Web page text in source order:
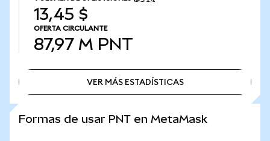
13,45 $
OFERTA CIRCULANTE
87,97 M PNT
VER MÁS ESTADÍSTICAS
Formas de usar PNT en MetaMask